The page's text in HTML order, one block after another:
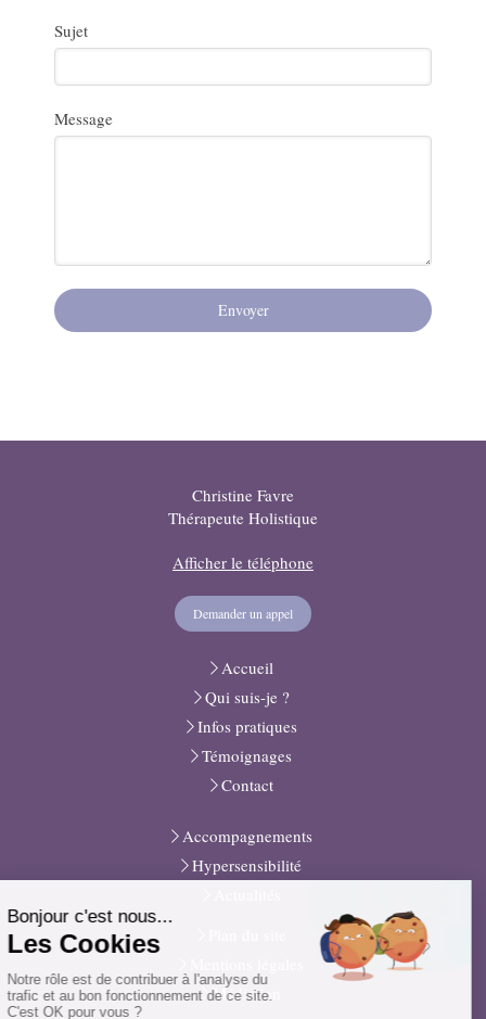
Sujet
Message
Envoyer
Christine Favre
Thérapeute Holistique
Afficher le téléphone
Demander un appel
Accueil
Qui suis-je ?
Infos pratiques
Témoignages
Contact
Accompagnements
Hypersensibilité
Médiation